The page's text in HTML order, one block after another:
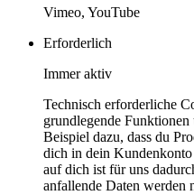
Vimeo, YouTube
Erforderlich
Immer aktiv
Technisch erforderliche
grundlegende Funktionen
Beispiel dazu, dass du
dich in dein
auf dich ist für uns
anfallende Daten werden